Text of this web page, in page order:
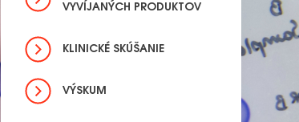
VYVÍJANÝCH PRODUKTOV
KLINICKÉ SKÚŠANIE
VÝSKUM